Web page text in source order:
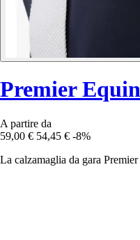
Premier
A partire da
59,00 € 54,45 € -8%
La calzamaglia da gara